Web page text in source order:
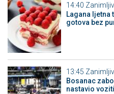
14:40
Lagana ljetna
gotova bez
13:45
Bosanac
nastavio